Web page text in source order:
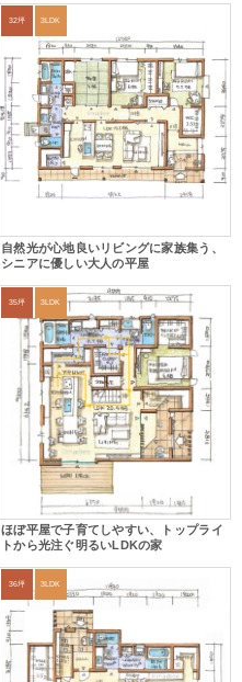
32坪 3LDK
自然光が心地良いリビングに家族集う、
シニアに優しい大人の平屋
35坪 3LDK
ほぼ平屋で子育てしやすい、トップライ
トから光注ぐ明るいLDKの家
36坪 3LDK